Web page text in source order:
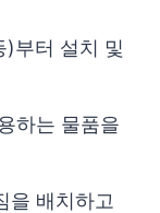
)부터 설치 및
하는 물품을
을 배치하고